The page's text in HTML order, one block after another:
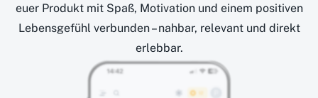
euer Produkt mit Spaß, Motivation und einem positiven
Lebensgefühl verbunden – nahbar, relevant und direkt
erlebbar.